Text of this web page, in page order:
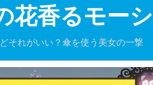
花香るモー
それがいい？傘を使う美女の一撃